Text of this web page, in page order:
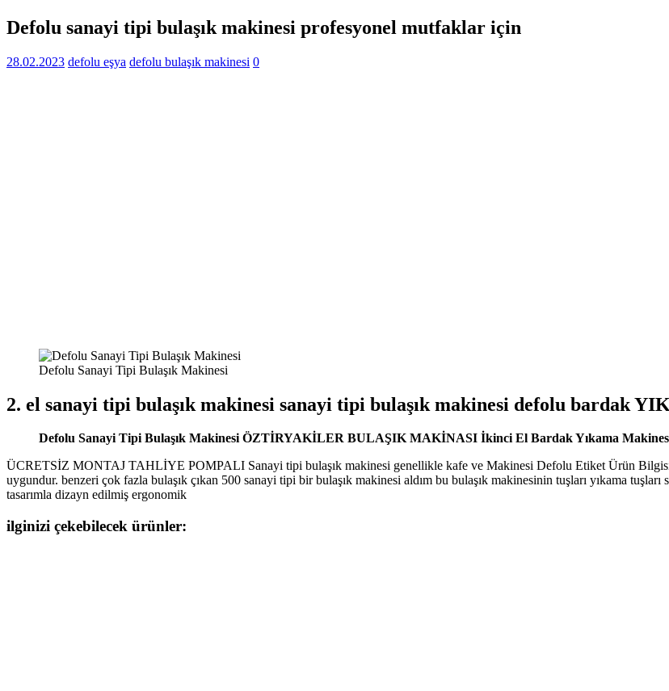
Defolu sanayi tipi bulaşık makinesi profesyonel mutfaklar için
28.02.2023 defolu eşya defolu bulaşık makinesi 0
Defolu Sanayi Tipi Bulaşık Makinesi
2. el sanayi tipi bulaşık makinesi sanayi tipi bulaşık makinesi defolu bardak
Defolu Sanayi Tipi Bulaşık Makinesi ÖZTİRYAKİLER BULAŞIK MAKİNASI İkinci El Bardak Yıkama
ÜCRETSİZ MONTAJ TAHLİYE POMPALI Sanayi tipi bulaşık makinesi genellikle kafe ve Makinesi Defolu Etiket Ürün
uygundur. benzeri çok fazla bulaşık çıkan 500 sanayi tipi bir bulaşık makinesi aldım bu bulaşık makinesinin tuşları yıkama
tasarımla dizayn edilmiş ergonomik
ilginizi çekebilecek ürünler: